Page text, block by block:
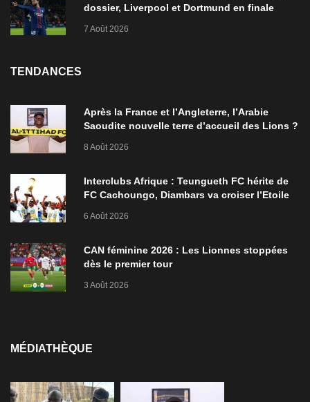
dossier, Liverpool et Dortmund en finale
7 Août 2026
TENDANCES
Après la France et l’Angleterre, l’Arabie
Saoudite nouvelle terre d’accueil des Lions ?
8 Août 2026
Interclubs Afrique : Teungueth FC hérite de
FC Cachoungo, Diambars va croiser l’Etoile
6 Août 2026
CAN féminine 2026 : Les Lionnes stoppées
dès le premier tour
3 Août 2026
MÉDIATHÈQUE